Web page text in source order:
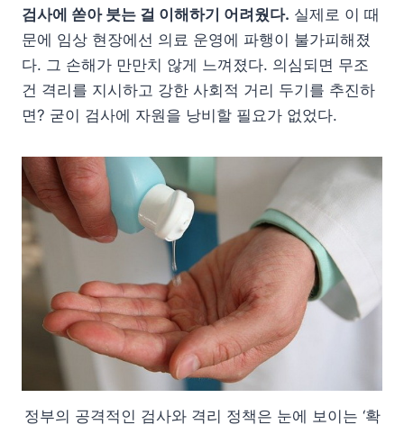
검사에 쏟아 붓는 걸 이해하기 어려웠다. 실제로 이 때
문에 임상 현장에선 의료 운영에 파행이 불가피해졌
다. 그 손해가 만만치 않게 느껴졌다. 의심되면 무조
건 격리를 지시하고 강한 사회적 거리 두기를 추진하
면? 굳이 검사에 자원을 낭비할 필요가 없었다.
정부의 공격적인 검사와 격리 정책은 눈에 보이는 ‘확